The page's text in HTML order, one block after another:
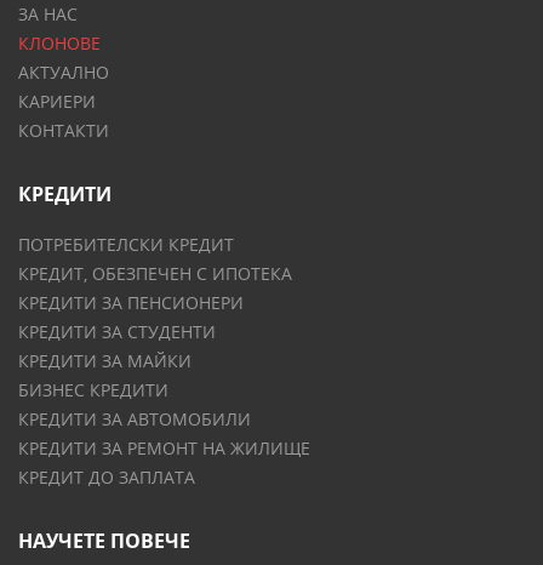
ЗА НАС
КЛОНОВЕ
АКТУАЛНО
КАРИЕРИ
КОНТАКТИ
КРЕДИТИ
ПОТРЕБИТЕЛСКИ КРЕДИТ
КРЕДИТ, ОБЕЗПЕЧЕН С ИПОТЕКА
КРЕДИТИ ЗА ПЕНСИОНЕРИ
КРЕДИТИ ЗА СТУДЕНТИ
КРЕДИТИ ЗА МАЙКИ
БИЗНЕС КРЕДИТИ
КРЕДИТИ ЗА АВТОМОБИЛИ
КРЕДИТИ ЗА РЕМОНТ НА ЖИЛИЩЕ
КРЕДИТ ДО ЗАПЛАТА
НАУЧЕТЕ ПОВЕЧЕ